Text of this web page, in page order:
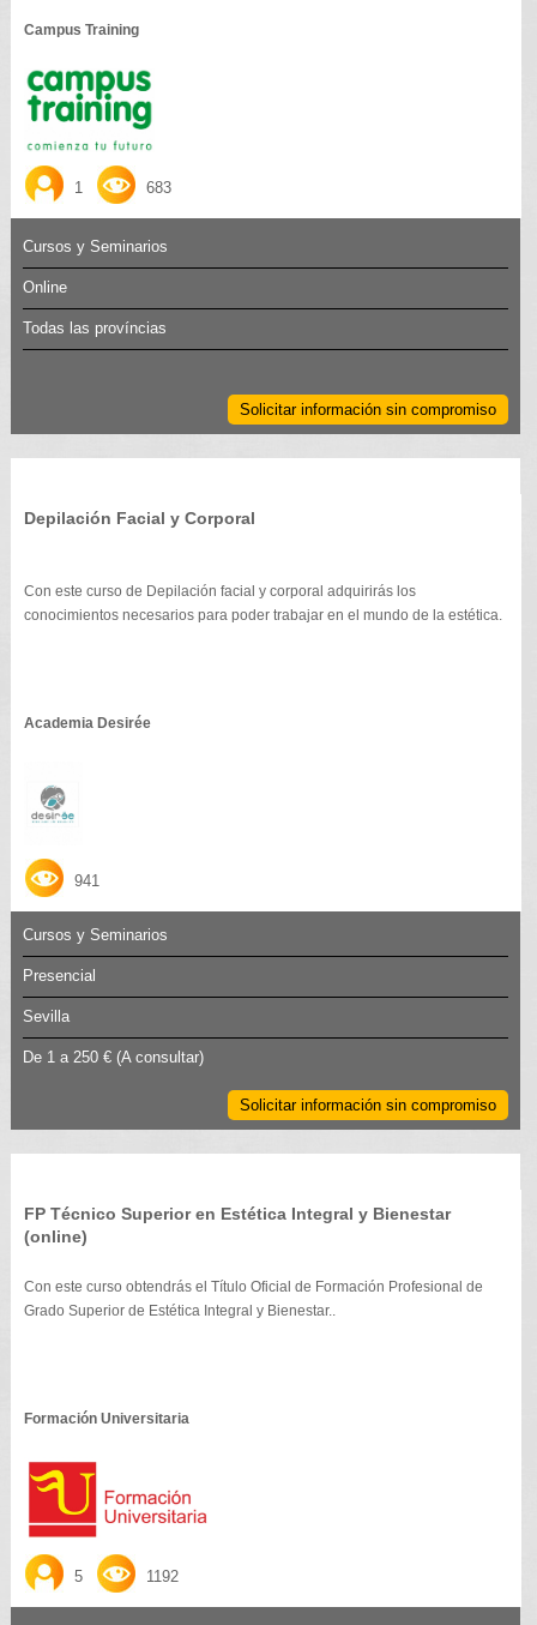
Campus Training
1 683
Cursos y Seminarios
Online
Todas las províncias
Solicitar información sin compromiso
Depilación Facial y Corporal
Con este curso de Depilación facial y corporal adquirirás los
conocimientos necesarios para poder trabajar en el mundo de la estética.
Academia Desirée
941
Cursos y Seminarios
Presencial
Sevilla
De 1 a 250 €(A consultar)
Solicitar información sin compromiso
FP Técnico Superior en Estética Integral y Bienestar
(online)
Con este curso obtendrás el Título Oficial de Formación Profesional de
Grado Superior de Estética Integral y Bienestar..
Formación Universitaria
5 1192